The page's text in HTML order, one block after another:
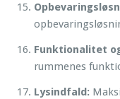
Funktionalitet
rummenes
Lysindfald: